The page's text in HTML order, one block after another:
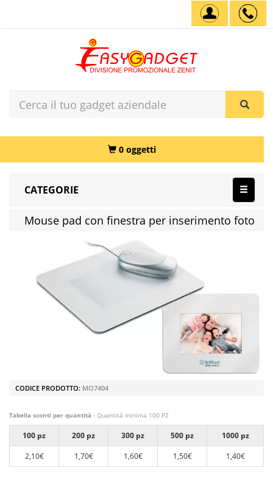
0 oggetti
CATEGORIE
Mouse pad con finestra per inserimento foto
CODICE PRODOTTO: MO7404
Tabella sconti per quantità - Quantità minima 100 PZ
100 pz 200 pz 300 pz 500 pz
1000 pz
2,10€
1,70€ 1,60€ 1,50€ 1,40€